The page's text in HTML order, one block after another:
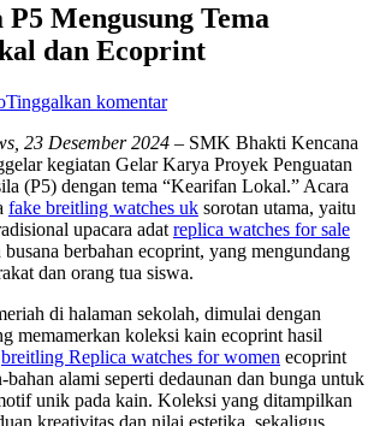
Mengusung Tema
dan Ecoprint
Tinggalkan komentar
23 Desember 2024 – SMK Bhakti Kencana
kegiatan Gelar Karya Proyek Penguatan
(P5) dengan tema “Kearifan Lokal.” Acara
fake breitling watches uk sorotan utama, yaitu
upacara adat replica watches for sale
berbahan ecoprint, yang mengundang
dan orang tua siswa.
di halaman sekolah, dimulai dengan
memamerkan koleksi kain ecoprint hasil
breitling Replica watches for women ecoprint
bahan alami seperti dedaunan dan bunga untuk
unik pada kain. Koleksi yang ditampilkan
kreativitas dan nilai estetika, sekaligus